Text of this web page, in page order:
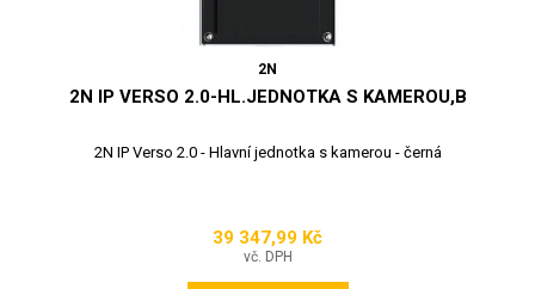
2N
2N IP VERSO 2.0-HL.JEDNOTKA S KAMEROU,B
2N IP Verso 2.0 - Hlavní jednotka s kamerou - černá
Cena
39 347,99 Kč
vč. DPH